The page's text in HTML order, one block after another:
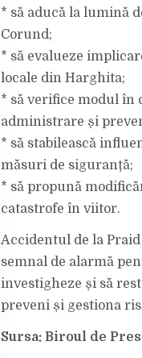
* să aducă la lumină
Corund;
* să evalueze
locale din Harghita;
* să verifice modul în
administrare și
* să stabilească
măsuri de siguranță;
* să propună
catastrofe în viitor.
Accidentul de la
semnal de alarmă
investigheze și să
preveni și gestiona
Sursa: Biroul de